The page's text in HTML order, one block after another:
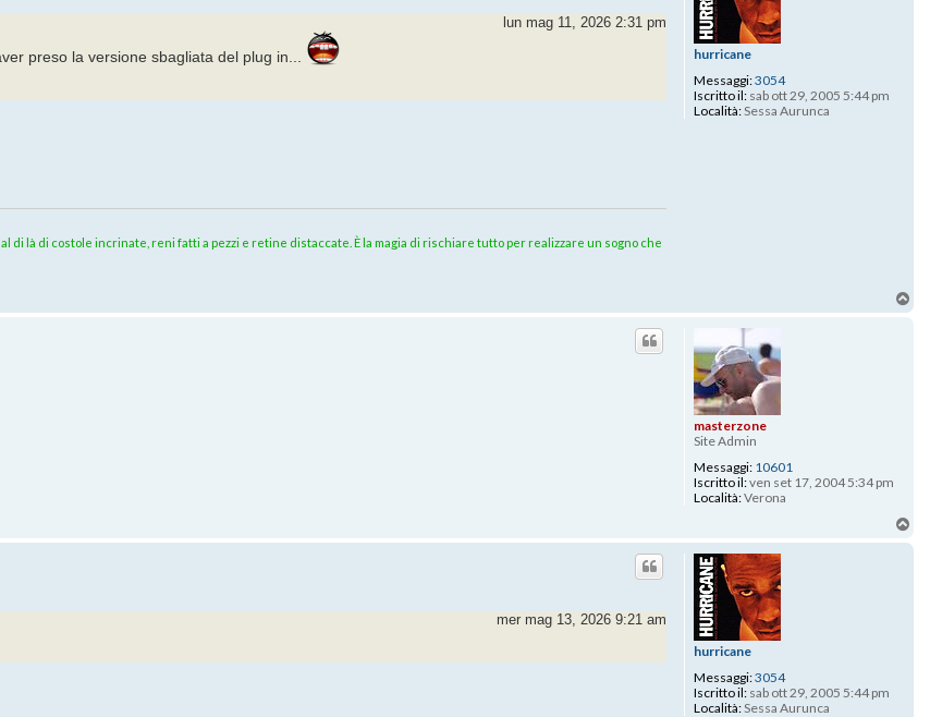
hurricane
Messaggi:3054
Iscritto il: sab ott 29, 2005 5:44 pm
Località:Sessa Aurunca
lun mag 11, 2026 2:31 pm
preso la versione sbagliata del plug in...
di là di costole incrinate, reni fatti a pezzi e retine distaccate. È la magia di rischiare tutto per realizzare un sogno che
masterzone
Site Admin
Messaggi: 10601
Iscritto il:ven set 17, 2004 5:34 pm
Località:Verona
hurricane
Messaggi:3054
Iscritto il: sab ott 29, 2005 5:44 pm
Località:Sessa Aurunca
mer mag 13, 2026 9:21 am